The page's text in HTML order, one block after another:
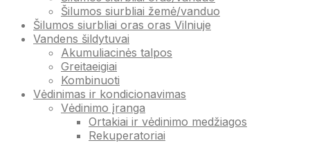
Šilumos siurbliai žemė/vanduo
Šilumos siurbliai oras oras Vilniuje
Vandens šildytuvai
Akumuliacinės talpos
Greitaeigiai
Kombinuoti
Vėdinimas ir kondicionavimas
Vėdinimo įranga
Ortakiai ir vėdinimo medžiagos
Rekuperatoriai